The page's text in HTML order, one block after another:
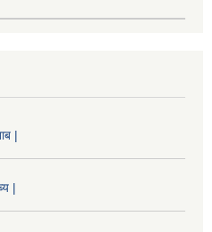
|
|